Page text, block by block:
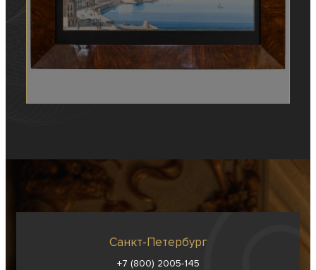
Санкт-Петербург
+7 (800) 2005-145